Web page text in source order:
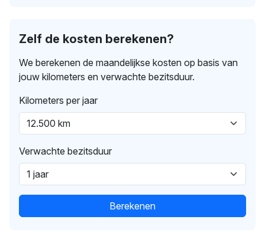
Zelf de kosten berekenen?
We berekenen de maandelijkse kosten op basis van
jouw kilometers en verwachte bezitsduur.
Kilometers per jaar
Verwachte bezitsduur
Berekenen